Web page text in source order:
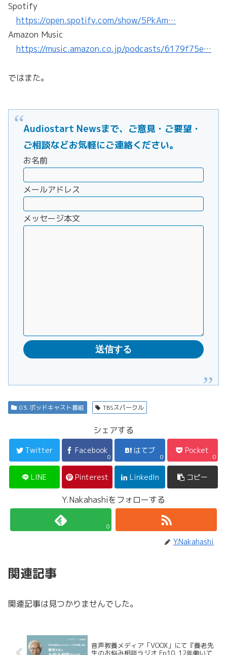
Spotify
https://open.spotify.com/show/5PkAm…
Amazon Music
https://music.amazon.co.jp/podcasts/6179f75e…
ではまた。
Audiostart Newsまで、ご意見・ご要望・
ご相談などお気軽にご連絡ください。
お名前
メールアドレス
メッセージ本文
03. ポッドキャスト番組 TBSスパークル
シェアする
Twitter Facebook
0
はてブ
0
Pocket
0
LINE Pinterest LinkedIn コピー
Y.Nakahashiをフォローする
0
Y.Nakahashi
関連記事
関連記事は見つかりませんでした。
音声教養メディア「VOOX」にて『養老先
生のお悩み相談ラジオ Ep10. 12年働いて